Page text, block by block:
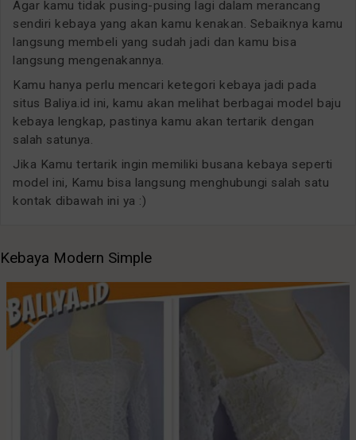
Agar kamu tidak pusing-pusing lagi dalam merancang
sendiri kebaya yang akan kamu kenakan. Sebaiknya kamu
langsung membeli yang sudah jadi dan kamu bisa
langsung mengenakannya.
Kamu hanya perlu mencari ketegori kebaya jadi pada
situs Baliya.id ini, kamu akan melihat berbagai model baju
kebaya lengkap, pastinya kamu akan tertarik dengan
salah satunya.
Jika Kamu tertarik ingin memiliki busana kebaya seperti
model ini, Kamu bisa langsung menghubungi salah satu
kontak dibawah ini ya :)
Kebaya Modern Simple